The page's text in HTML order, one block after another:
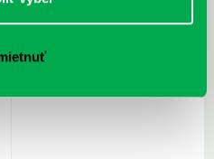
Hardy, Paula: Japonsko na tanieri: